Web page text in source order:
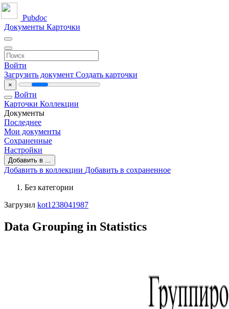
Pubdoc
Документы Карточки
Войти
Загрузить документ Создать карточки
×
Войти
Карточки Коллекции
Документы
Последнее
Мои документы
Сохраненные
Настройки
Добавить в ...
Добавить в коллекции Добавить в сохраненное
Без категории
Загрузил kot1238041987
Data Grouping in Statistics